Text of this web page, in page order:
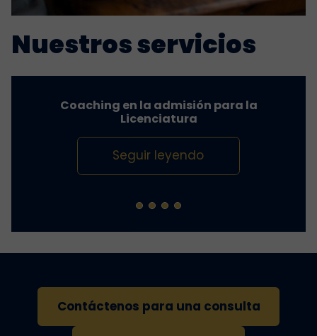
Nuestros servicios
Coaching en la admisión para la
Licenciatura
Seguir leyendo
Contáctenos para una consulta